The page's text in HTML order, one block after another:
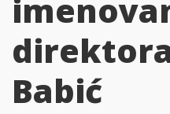
Babić